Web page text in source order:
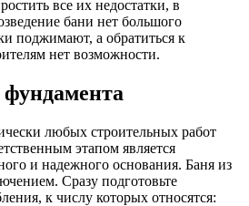
все их недостатки, в
бани нет большого
поджимают, а обратиться к
нет возможности.
любых строительных работ
этапом является
и надежного основания. Баня из
Сразу подготовьте
к числу которых относятся: